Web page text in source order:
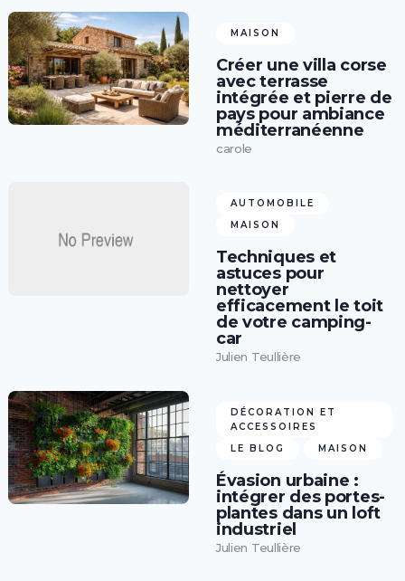
MAISON
Créer une villa corse
avec terrasse
intégrée et pierre de
pays pour ambiance
méditerranéenne
carole
AUTOMOBILE
MAISON
Techniques et
astuces pour
nettoyer
efficacement le toit
de votre camping-
car
Julien Teullière
DÉCORATION ET
ACCESSOIRES
LE BLOG
MAISON
Évasion urbaine :
intégrer des portes-
plantes dans un loft
industriel
Julien Teullière